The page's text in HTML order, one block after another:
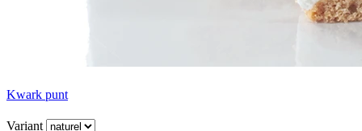
Kwark punt
Variant